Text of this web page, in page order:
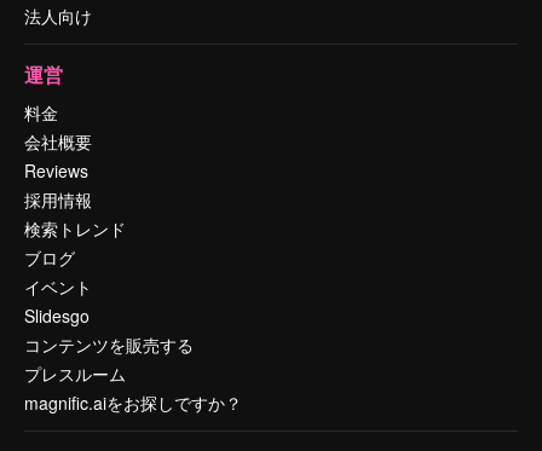
法人向け
運営
料金
会社概要
Reviews
採用情報
検索トレンド
ブログ
イベント
Slidesgo
コンテンツを販売する
プレスルーム
magnific.aiをお探しですか？